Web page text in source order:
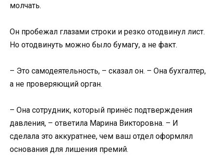
молчать.
Он пробежал глазами строки и резко отодвинул лист.
Но отодвинуть можно было бумагу, а не факт.
– Это самодеятельность, – сказал он. – Она бухгалтер,
а не проверяющий орган.
– Она сотрудник, который принёс подтверждения
давления, – ответила Марина Викторовна. – И
сделала это аккуратнее, чем ваш отдел оформлял
основания для лишения премий.